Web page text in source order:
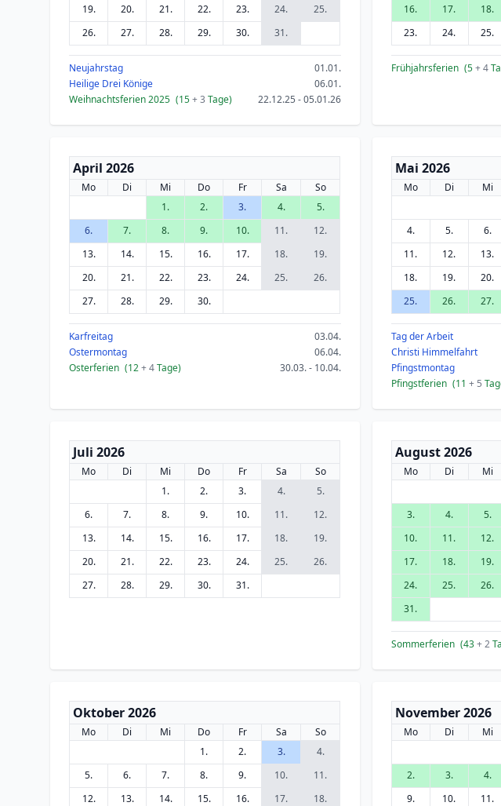
19.
20. 21. 22. 23. 24.
25.
26.
27. 28. 29. 30. 31.
Neujahrstag
01.01.
Heilige Drei Könige
06.01.
Weihnachtsferien 2025 (15+ 3 Tage) 22.12.25 - 05.01.26
16.
17. 18.
23.
24. 25.
Frühjahrsferien (5+ 4
April 2026
Mo Di Mi Do Fr Sa
So
1.
2. 3. 4.
5.
6.
7. 8. 9. 10. 11.
12.
13.
14. 15. 16. 17. 18.
19.
20.
21. 22. 23. 24. 25.
26.
27.
28. 29. 30.
Karfreitag
03.04.
Ostermontag
06.04.
Osterferien (12+ 4Tage) 30.03. - 10.04.
Mai 2026
Mo Di Mi
4.
5. 6.
11.
12. 13.
18.
19. 20.
25.
26. 27.
Tag der Arbeit
Christi Himmelfahrt
Pfingstmontag
Pfingstferien (11 + 5
Juli 2026
Mo Di Mi Do Fr Sa
So
1.
2. 3. 4.
5.
6.
7. 8. 9. 10. 11.
12.
13.
14. 15. 16. 17. 18.
19.
20.
21. 22. 23. 24. 25.
26.
27.
28. 29. 30. 31.
August 2026
Mo Di Mi
3.
4. 5.
10.
11. 12.
17.
18. 19.
24.
25. 26.
31.
Sommerferien (43+ 2
Oktober 2026
Mo Di Mi Do Fr Sa
So
1.
2. 3.
4.
5.
6. 7. 8. 9. 10.
11.
12.
13. 14. 15. 16. 17.
18.
November 2026
Mo Di Mi
2.
3. 4.
9.
10. 11.